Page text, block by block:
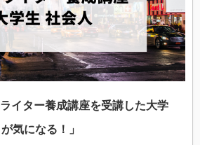
ライター養成講座を受講した大学
気になる！」